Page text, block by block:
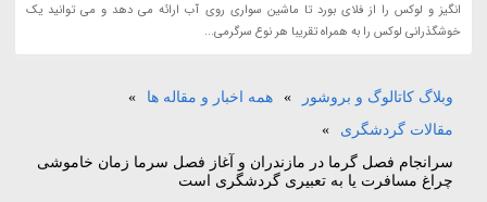
انگیز و لوکس را از فلای بورد تا ماشین سواری روی آب ارائه می دهد و می توانید یک
خوشگذرانی لوکس را به همراه تقریبا هر نوع سرگرمی...
وبلاگ کاتالوگ و بروشور » همه اخبار و مقاله ها
»
مقالات گردشگری
»
سرانجام فصل گرما در مازندران و آغاز فصل سرما زمان خاموشی
چراغ مسافرت یا به تعبیری گردشگری است